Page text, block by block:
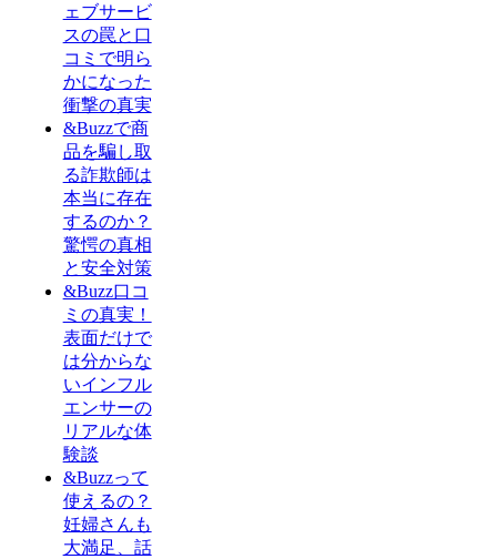
ェブサービ
スの罠と口
コミで明ら
かになった
衝撃の真実
&Buzzで商
品を騙し取
る詐欺師は
本当に存在
するのか？
驚愕の真相
と安全対策
&Buzz口コ
ミの真実！
表面だけで
は分からな
いインフル
エンサーの
リアルな体
験談
&Buzzって
使えるの？
妊婦さんも
大満足、話